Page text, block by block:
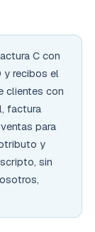
C con
y recibos el
clientes con
factura
para
y
sin